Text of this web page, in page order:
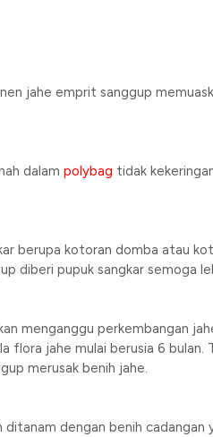
jahe emprit sanggup
dalam polybag tidak
berupa kotoran domba atau
diberi pupuk sangkar semoga
menganggu perkembangan
flora jahe mulai berusia 6 bulan.
merusak benih jahe.
dengan benih cadangan